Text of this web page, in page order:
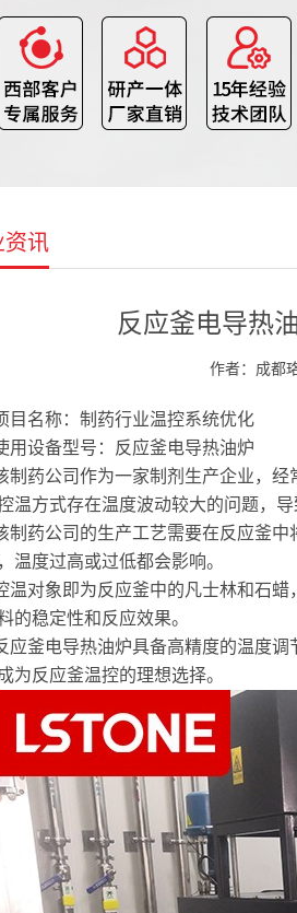
资讯
反应釜电导热
作者：成都
目名称：制药行业温控系统优化
用设备型号：反应釜电导热油炉
制药公司作为一家制剂生产企业，
温方式存在温度波动较大的问题，
制药公司的生产工艺需要在反应釜
温度过高或过低都会影响。
温对象即为反应釜中的凡士林和石
的稳定性和反应效果。
应釜电导热油炉具备高精度的温度
为反应釜温控的理想选择。